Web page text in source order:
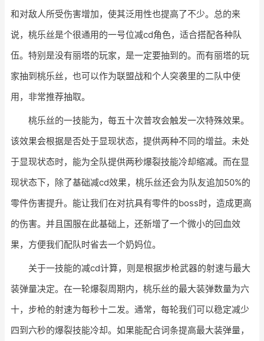
和对敌人所受伤害增加，使其泛用性也提高了不少。总的来
说，桃乐丝是个很通用的一号位减cd角色，适合搭配各种队
伍。特别是没有丽塔的玩家，是一定要抽到的。而有丽塔的玩
家抽到桃乐丝，也可以作为联盟战和个人突袭里的二队中使
用，非常推荐抽取。
桃乐丝的一技能为，每五十次普攻会触发一次特殊效果。
该效果会根据是否处于显现状态，提供两种不同的增益。未处
于显现状态时，能为全队提供两秒爆裂技能冷却缩减。而在显
现状态下，除了基础减cd效果，桃乐丝还会为队友追加50%的
零件伤害提升。能让我们在对抗具有零件的boss时，造成更高
的伤害。并且国服在此基础上，还新增了一个微小的回血效
果，方便我们配队时省去一个奶妈位。
关于一技能的减cd计算，则是根据步枪武器的射速与最大
装弹量决定。在一轮爆裂周期内，桃乐丝的最大装弹数量为六
十，步枪的射速为每秒十二发。通常，每轮我们可以稳定减少
四到六秒的爆裂技能冷却。如果能配合词条提高最大装弹量，